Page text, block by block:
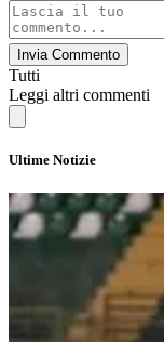
Invia Commento
Tutti
Leggi altri commenti
Ultime Notizie